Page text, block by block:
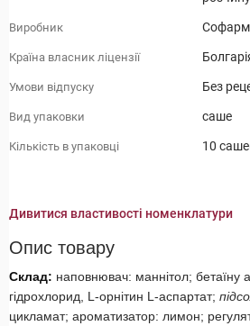
Виробник
Країна власник ліцензії
Умови відпуску Без
Вид упаковки саше
Кількість в упаковці 10
Дивитися властивості номенклатури
Опис товару
Склад: наповнювач: маннітол; бетаїну
гідрохлорид, L-орнітин L-аспартат;
цикламат; ароматизатор: лимон;